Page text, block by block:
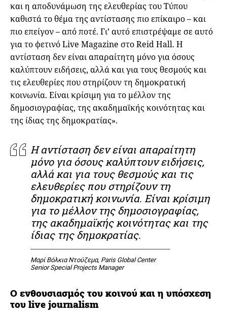
και η αποδυνάμωση της ελευθερίας του Τύπου
καθιστά το θέμα της αντίστασης πιο επίκαιρο – και
πιο επείγον – από ποτέ. Γι’ αυτό επιστρέψαμε σε αυτό
για το φετινό Live Magazine στο Reid Hall. Η
αντίσταση δεν είναι απαραίτητη μόνο για όσους
καλύπτουν ειδήσεις, αλλά και για τους θεσμούς και
τις ελευθερίες που στηρίζουν τη δημοκρατική
κοινωνία. Είναι κρίσιμη για το μέλλον της
δημοσιογραφίας, της ακαδημαϊκής κοινότητας και
της ίδιας της δημοκρατίας».
Η αντίσταση δεν είναι απαραίτητη
μόνο για όσους καλύπτουν ειδήσεις,
αλλά και για τους θεσμούς και τις
ελευθερίες που στηρίζουν τη
δημοκρατική κοινωνία. Είναι κρίσιμη
για το μέλλον της δημοσιογραφίας,
της ακαδημαϊκής κοινότητας και της
ίδιας της δημοκρατίας.
Μαρί Βόλκια Ντούζεμα, Paris Global Center
Senior Special Projects Manager
Ο ενθουσιασμός του κοινού και η υπόσχεση
του live journalism